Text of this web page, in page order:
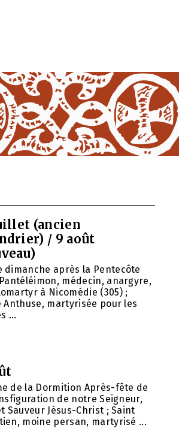
(ancien
/ 9 août
dimanche après la Pentecôte
médecin, anargyre,
à Nicomédie (305) ;
Anthuse, martyrisée pour les
...
de la Dormition Après-fête de
de notre Seigneur,
Sauveur Jésus-Christ ; Saint
moine persan, martyrisé ...